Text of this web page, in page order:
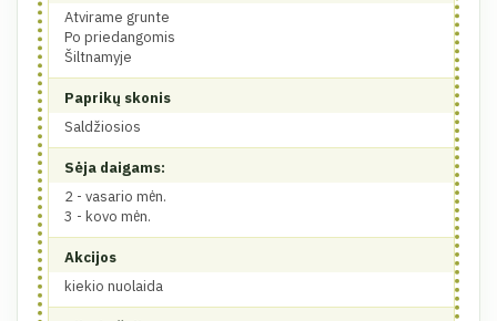
Atvirame grunte
Po priedangomis
Šiltnamyje
Paprikų skonis
Saldžiosios
Sėja daigams:
2 - vasario mėn.
3 - kovo mėn.
Akcijos
kiekio nuolaida